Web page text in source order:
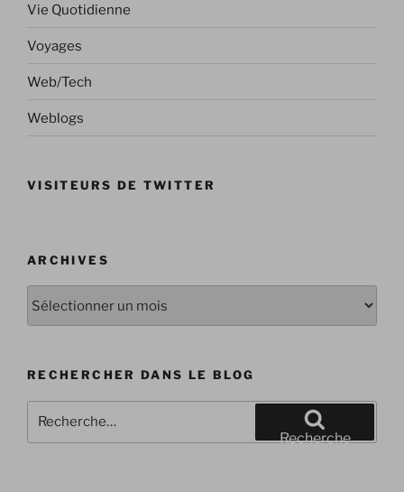
Vie Quotidienne
Voyages
Web/Tech
Weblogs
VISITEURS DE TWITTER
ARCHIVES
RECHERCHER DANS LE BLOG
Recherche